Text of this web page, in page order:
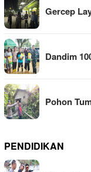
Gercep
Dandim
Pohon
PENDIDIKAN